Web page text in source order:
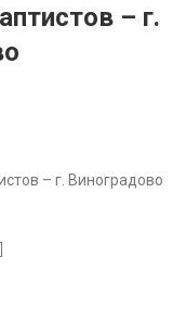
– г.
– г. Виноградово